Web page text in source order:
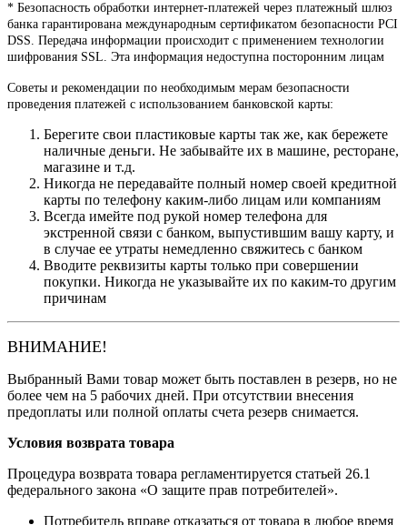
* Безопасность обработки интернет-платежей через платежный шлюз
банка гарантирована международным сертификатом безопасности PCI
DSS. Передача информации происходит с применением технологии
шифрования SSL. Эта информация недоступна посторонним лицам
Советы и рекомендации по необходимым мерам безопасности
проведения платежей с использованием банковской карты:
Берегите свои пластиковые карты так же, как бережете
наличные деньги. Не забывайте их в машине, ресторане,
магазине и т.д.
Никогда не передавайте полный номер своей кредитной
карты по телефону каким-либо лицам или компаниям
Всегда имейте под рукой номер телефона для
экстренной связи с банком, выпустившим вашу карту, и
в случае ее утраты немедленно свяжитесь с банком
Вводите реквизиты карты только при совершении
покупки. Никогда не указывайте их по каким-то другим
причинам
ВНИМАНИЕ!
Выбранный Вами товар может быть поставлен в резерв, но не
более чем на 5 рабочих дней. При отсутствии внесения
предоплаты или полной оплаты счета резерв снимается.
Условия возврата товара
Процедура возврата товара регламентируется статьей 26.1
федерального закона «О защите прав потребителей».
Потребитель вправе отказаться от товара в любое время